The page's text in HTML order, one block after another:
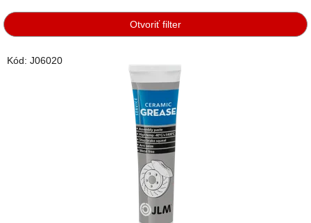
e
p
o
Otvoriť filter
V
Kód: J06020